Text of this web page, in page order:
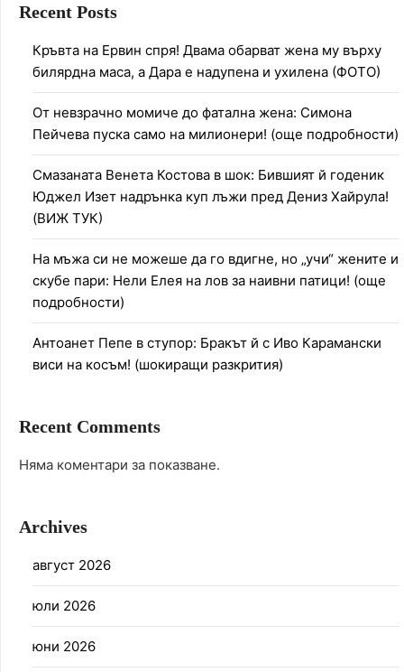
Recent Posts
Кръвта на Ервин спря! Двама обарват жена му върху
билярдна маса, а Дара е надупена и ухилена (ФОТО)
От невзрачно момиче до фатална жена: Симона
Пейчева пуска само на милионери! (още подробности)
Смазаната Венета Костова в шок: Бившият й годеник
Юджел Изет надрънка куп лъжи пред Дениз Хайрула!
(ВИЖ ТУК)
На мъжа си не можеше да го вдигне, но „учи“ жените и
скубе пари: Нели Елея на лов за наивни патици! (още
подробности)
Антоанет Пепе в ступор: Бракът й с Иво Карамански
виси на косъм! (шокиращи разкрития)
Recent Comments
Няма коментари за показване.
Archives
август 2026
юли 2026
юни 2026